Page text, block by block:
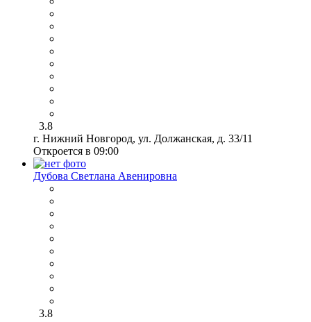
3.8
г. Нижний Новгород, ул. Должанская, д. 33/11
Откроется в 09:00
Дубова Светлана Авенировна
3.8